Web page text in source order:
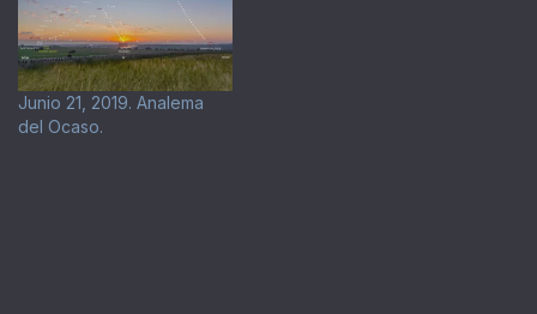
Junio 21, 2019. Analema
del Ocaso.